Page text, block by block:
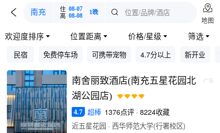
 南充 住 08-07
离 08-08 1晚  位置/品牌/酒店 
地图
欢迎度排序  位置距离  价格/星级  筛选 
民宿 免费停车场 可携带宠物 4.7分以上 新开业
南舍丽致酒店(南充五星花园北
湖公园店)
广告
4.7 超棒 1376点评 · 8224收藏
近五星花园 · 西华师范大学(行署校区)